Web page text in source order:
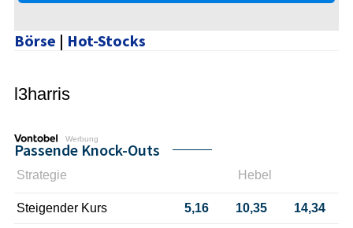
Börse | Hot-Stocks
l3harris
Werbung
Passende Knock-Outs
Strategie Hebel
Steigender Kurs 5,16 10,35 14,34